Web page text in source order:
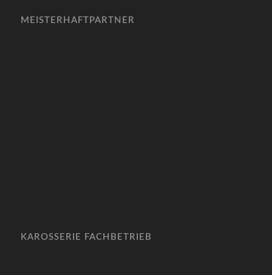
MEISTERHAFTPARTNER
KAROSSERIE FACHBETRIEB